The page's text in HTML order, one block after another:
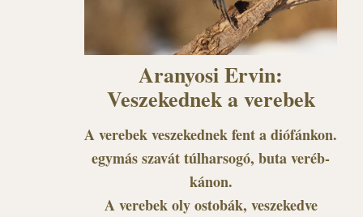
Aranyosi Ervin:
Veszekednek a verebek
A verebek veszekednek fent a diófánkon.
egymás szavát túlharsogó, buta veréb-
kánon.
A verebek oly ostobák, veszekedve